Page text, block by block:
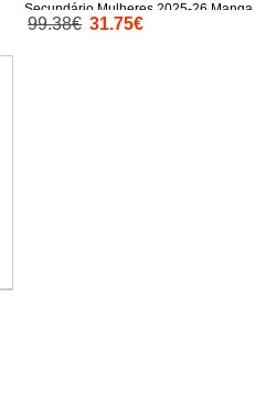
Secundário Mulheres 2025-26 Manga
Curta
99.38€ 31.75€